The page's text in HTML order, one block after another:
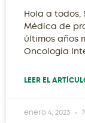
Hola a todos,
Médica de
últimos años
Oncología
LEER EL
enero 4, 2023